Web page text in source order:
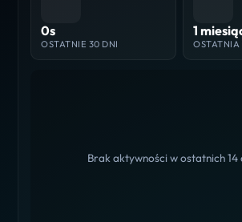
0s
OSTATNIE 30 DNI
1
OSTATNIA
Brak aktywności w ostatnich 14